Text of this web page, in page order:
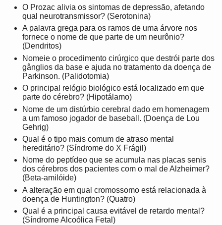
O Prozac alivia os sintomas de depressão, afetando
qual neurotransmissor? (Serotonina)
A palavra grega para os ramos de uma árvore nos
fornece o nome de que parte de um neurônio?
(Dendritos)
Nomeie o procedimento cirúrgico que destrói parte dos
gânglios da base e ajuda no tratamento da doença de
Parkinson. (Palidotomia)
O principal relógio biológico está localizado em que
parte do cérebro? (Hipotálamo)
Nome de um distúrbio cerebral dado em homenagem
a um famoso jogador de baseball. (Doença de Lou
Gehrig)
Qual é o tipo mais comum de atraso mental
hereditário? (Síndrome do X Frágil)
Nome do peptídeo que se acumula nas placas senis
dos cérebros dos pacientes com o mal de Alzheimer?
(Beta-amilóide)
A alteração em qual cromossomo está relacionada à
doença de Huntington? (Quatro)
Qual é a principal causa evitável de retardo mental?
(Síndrome Alcoólica Fetal)